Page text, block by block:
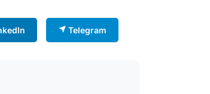
Telegram